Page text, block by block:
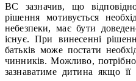
ВС зазначив, що
рішення мотивується
небезпеки, має бути
існує. При винесенні
батьків може постати
чинників. Можливо,
зазнаватиме дитина якщо її